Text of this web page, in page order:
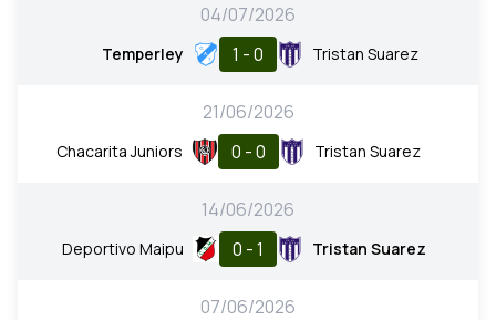
04/07/2026
Temperley 1 - 0 Tristan Suarez
21/06/2026
Chacarita Juniors 0 - 0 Tristan Suarez
14/06/2026
Deportivo Maipu 0 - 1 Tristan Suarez
07/06/2026